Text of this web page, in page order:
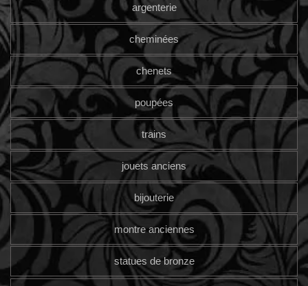
argenterie
cheminées
chenets
poupées
trains
jouets anciens
bijouterie
montre anciennes
statues de bronze